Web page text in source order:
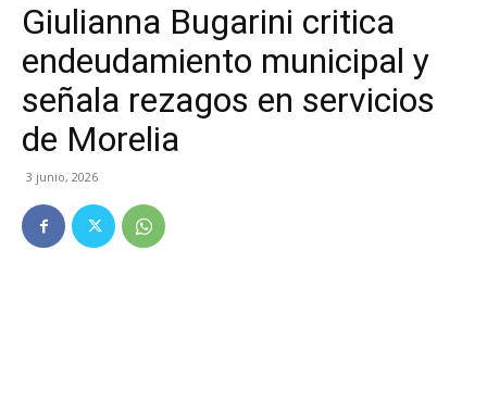
Giulianna Bugarini critica
endeudamiento municipal y
señala rezagos en servicios
de Morelia
3 junio, 2026